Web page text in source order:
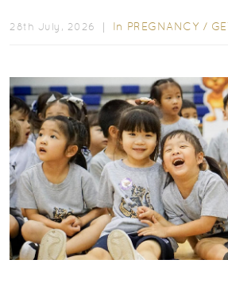
28th July, 2026 ｜ In PREGNANCY /